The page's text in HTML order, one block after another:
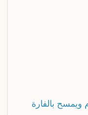
ويمسح بالفارة